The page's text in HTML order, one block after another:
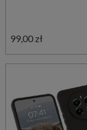
99,00 zł